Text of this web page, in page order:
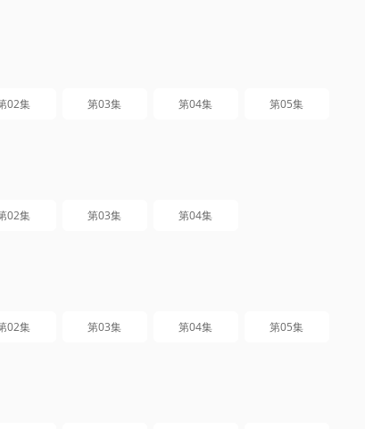
02集 第03集 第04集 第05集
02集 第03集 第04集
02集 第03集 第04集 第05集